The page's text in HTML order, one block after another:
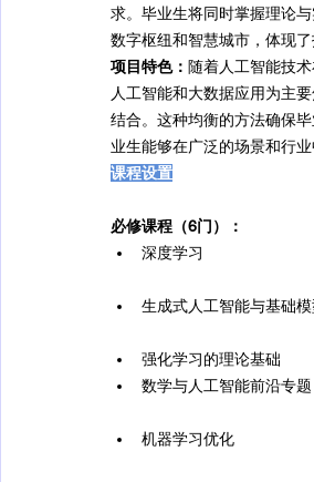
求。毕业生将同时掌握理论
数字枢纽和智慧城市，体现
项目特色： 随着人工智能技
人工智能和大数据应用为主
结合。这种均衡的方法确保
业生能够在广泛的场景和行业
课程设置
必修课程（6门）：
深度学习
生成式人工智能与基础模
强化学习的理论基础
数学与人工智能前沿专题
机器学习优化